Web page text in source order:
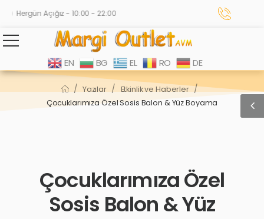
Hergün Açığız - 10:00 - 22:00
EN BG EL RO DE
/ Yazılar / Etkinlik ve Haberler /
Çocuklarımıza Özel Sosis Balon & Yüz Boyama
Çocuklarımıza Özel
Sosis Balon & Yüz